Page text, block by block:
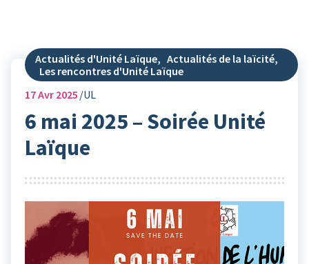
Actualités d'Unité Laïque, Actualités de la laïcité,
Les rencontres d'Unité Laïque
17Avr 2025 UL
6 mai 2025 – Soirée Unité
Laïque